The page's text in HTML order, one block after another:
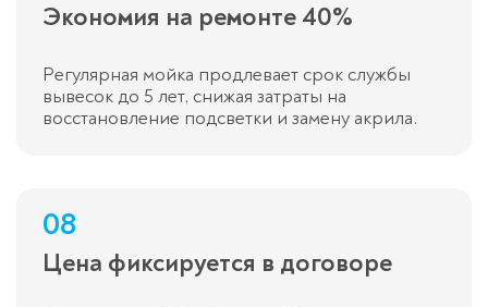
Экономия на ремонте 40%
Регулярная мойка продлевает срок службы
вывесок до 5 лет, снижая затраты на
восстановление подсветки и замену акрила.
08
Цена фиксируется в договоре